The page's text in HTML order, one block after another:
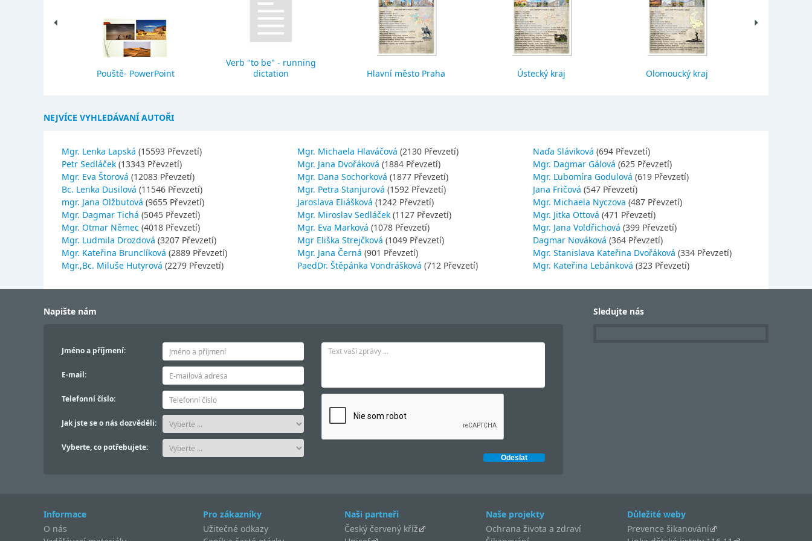
Pouště- PowerPoint
Verb "to be" - running
dictation
Hlavní město Praha Ústecký kraj Olomoucký kraj
NEJVÍCE VYHLEDÁVANÍ AUTOŘI
Mgr. Lenka Lapská (15593 Převzetí)
Petr Sedláček (13343 Převzetí)
Mgr. Eva Štorová (12083 Převzetí)
Bc. Lenka Dusilová (11546 Převzetí)
mgr. Jana Olžbutová (9655 Převzetí)
Mgr. Dagmar Tichá (5045 Převzetí)
Mgr. Otmar Němec (4018 Převzetí)
Mgr. Ludmila Drozdová (3207 Převzetí)
Mgr. Kateřina Brunclíková (2889 Převzetí)
Mgr.,Bc. Miluše Hutyrová (2279 Převzetí)
Mgr. Michaela Hlaváčová (2130 Převzetí)
Mgr. Jana Dvořáková (1884 Převzetí)
Mgr. Dana Sochorková (1877 Převzetí)
Mgr. Petra Stanjurová (1592 Převzetí)
Jaroslava Eliášková (1242 Převzetí)
Mgr. Miroslav Sedláček (1127 Převzetí)
Mgr. Eva Marková (1078 Převzetí)
Mgr Eliška Strejčková (1049 Převzetí)
Mgr. Jana Černá (901 Převzetí)
PaedDr. Štěpánka Vondrášková (712 Převzetí)
Naďa Sláviková (694 Převzetí)
Mgr. Dagmar Gálová (625 Převzetí)
Mgr. Ľubomíra Godulová (619 Převzetí)
Jana Fričová (547 Převzetí)
Mgr. Michaela Nyczova (487 Převzetí)
Mgr. Jitka Ottová (471 Převzetí)
Mgr. Jana Voldřichová (399 Převzetí)
Dagmar Nováková (364 Převzetí)
Mgr. Stanislava Kateřina Dvořáková (334 Převzetí)
Mgr. Kateřina Lebánková (323 Převzetí)
Napište nám
Jméno a příjmení:
E-mail:
Telefonní číslo:
Jak jste se o nás dozvěděli:
Vyberte, co potřebujete:
Sledujte nás
Informace
O nás
Pro zákazníky
Užitečné odkazy
Naši partneři
Český červený kříž
Naše projekty
Ochrana života a zdraví
Důležité weby
Prevence šikanování